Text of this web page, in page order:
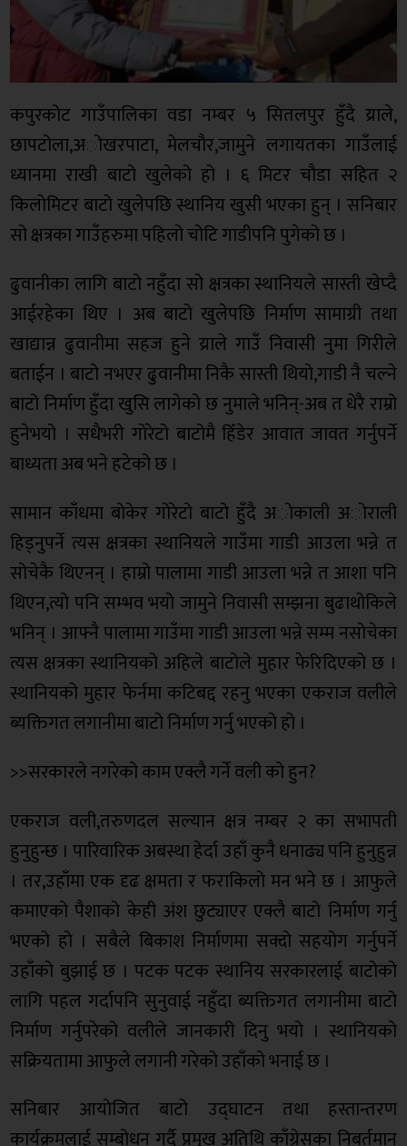
कपुरकोट गाउँपालिका वडा नम्बर ५ सितलपुर हुँदै य्राले,
छापटोला,अोखरपाटा, मेलचौर,जामुने लगायतका गाउँलाई
ध्यानमा राखी बाटो खुलेको हो । ६ मिटर चौडा सहित २
किलोमिटर बाटो खुलेपछि स्थानिय खुसी भएका हुन् । सनिबार
सो क्षत्रका गाउँहरुमा पहिलो चोटि गाडीपनि पुगेको छ ।
ढुवानीका लागि बाटो नहुँदा सो क्षत्रका स्थानियले सास्ती खेप्दै
आईरहेका थिए । अब बाटो खुलेपछि निर्माण सामाग्री तथा
खाद्यान्न ढुवानीमा सहज हुने य्राले गाउँ निवासी नुमा गिरीले
बताईन । बाटो नभएर ढुवानीमा निकै सास्ती थियो,गाडी नै चल्ने
बाटो निर्माण हुँदा खुसि लागेको छ नुमाले भनिन्-अब त धेरै राम्रो
हुनेभयो । सधैभरी गोरेटो बाटोमै हिँडेर आवात जावत गर्नुपर्ने
बाध्यता अब भने हटेको छ ।
सामान काँधमा बोकेर गोरेटो बाटो हुँदै अोकाली अोराली
हिड्नुपर्ने त्यस क्षत्रका स्थानियले गाउँमा गाडी आउला भन्ने त
सोचेकै थिएनन् । हाम्रो पालामा गाडी आउला भन्ने त आशा पनि
थिएन,त्यो पनि सम्भव भयो जामुने निवासी सम्झना बुढाथोकिले
भनिन् । आफ्नै पालामा गाउँमा गाडी आउला भन्ने सम्म नसोचेका
त्यस क्षत्रका स्थानियको अहिले बाटोले मुहार फेरिदिएको छ ।
स्थानियको मुहार फेर्नमा कटिबद्द रहनु भएका एकराज वलीले
ब्यक्तिगत लगानीमा बाटो निर्माण गर्नु भएको हो ।
>>सरकारले नगरेको काम एक्लै गर्ने वली को हुन?
एकराज वली,तरुणदल सल्यान क्षत्र नम्बर २ का सभापती
हुनुहुन्छ । पारिवारिक अबस्था हेर्दा उहाँ कुनै धनाढ्य पनि हुनुहुन्न
। तर,उहाँमा एक दृढ क्षमता र फराकिलो मन भने छ । आफुले
कमाएको पैशाको केही अंश छुट्याएर एक्लै बाटो निर्माण गर्नु
भएको हो । सबैले बिकाश निर्माणमा सक्दो सहयोग गर्नुपर्ने
उहाँको बुझाई छ । पटक पटक स्थानिय सरकारलाई बाटोको
लागि पहल गर्दापनि सुनुवाई नहुँदा ब्यक्तिगत लगानीमा बाटो
निर्माण गर्नुपरेको वलीले जानकारी दिनु भयो । स्थानियको
सक्रियतामा आफुले लगानी गरेको उहाँको भनाई छ ।
सनिबार आयोजित बाटो उद्घाटन तथा हस्तान्तरण